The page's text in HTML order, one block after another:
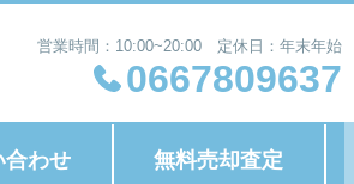
営業時間：10:00~20:00 定休日：年末年始
0667809637
合わせ 無料売却査定